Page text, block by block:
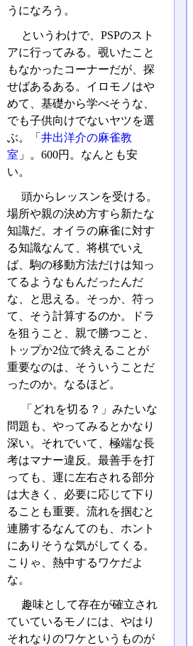
うになろう。
というわけで、PSPのスト
アに行ってみる。覗いたこと
もなかったコーナーだが、探
せばあるある。イロモノはや
めて、基礎から学べそうな、
でも子供向けでないヤツを選
ぶ。「 井出洋介の麻雀教
室 」。600円。なんとも安
い。
頭からレッスンを受ける。
場所や親の決め方すら新たな
知識だ。オイラの麻雀に対す
る知識なんて、将棋でいえ
ば、駒の移動方法だけは知っ
てるようなもんだったんだ
な、と思える。そっか、符っ
て、そう計算するのか。ドラ
を狙うこと、親で勝つこと、
トップか2位で終えることが
重要なのは、そういうことだ
ったのか。なるほど。
「どれを切る？」みたいな
問題も、やってみるとかなり
深い。それでいて、極端な長
考はマナー違反。最善手を打
っても、運に左右される部分
は大きく、必要に応じて下り
ることも重要。流れを掴むと
連勝するなんてのも、ホント
にありそうな気がしてくる。
こりゃ、熱中するワケだよ
な。
趣味として存在が確立され
ていているモノには、やはり
それなりのワケというものが